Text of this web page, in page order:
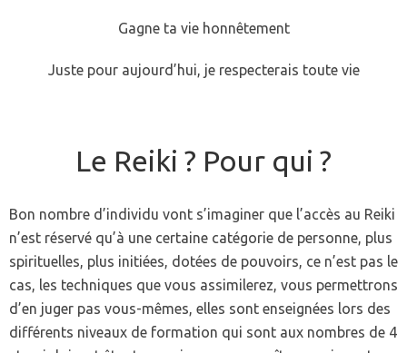
Gagne ta vie honnêtement
Juste pour aujourd’hui, je respecterais toute vie
Le Reiki ? Pour qui ?
Bon nombre d’individu vont s’imaginer que l’accès au Reiki
n’est réservé qu’à une certaine catégorie de personne, plus
spirituelles, plus initiées, dotées de pouvoirs, ce n’est pas le
cas, les techniques que vous assimilerez, vous permettrons
d’en juger pas vous-mêmes, elles sont enseignées lors des
différents niveaux de formation qui sont aux nombres de 4